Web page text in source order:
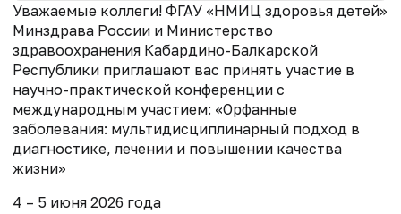
Уважаемые коллеги! ФГАУ «НМИЦ здоровья детей»
Минздрава России и Министерство
здравоохранения Кабардино-Балкарской
Республики приглашают вас принять участие в
научно-практической конференции с
международным участием: «Орфанные
заболевания: мультидисциплинарный подход в
диагностике, лечении и повышении качества
жизни»
4 – 5 июня 2026 года